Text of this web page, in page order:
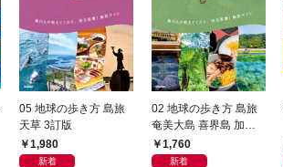
05 地球の歩き方 島旅
天草 3訂版
1,980
新着
02 地球の歩き方 島旅
奄美大島 喜界島 加計
呂麻島(奄美群島1) 5訂
版
1,760
新着